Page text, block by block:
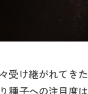
受け継がれてき